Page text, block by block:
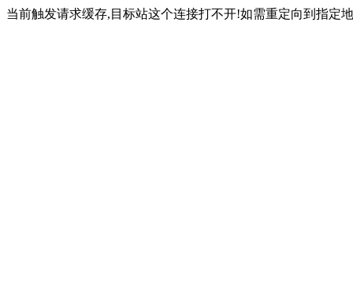
当前触发请求缓存,目标站这个连接打不开!如需重定向到指定